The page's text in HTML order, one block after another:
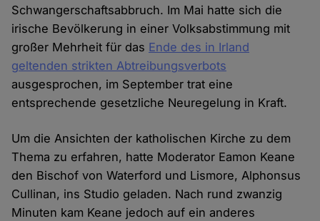
Schwangerschaftsabbruch. Im Mai hatte sich die
irische Bevölkerung in einer Volksabstimmung mit
großer Mehrheit für das Ende des in Irland
geltenden strikten Abtreibungsverbots
ausgesprochen, im September trat eine
entsprechende gesetzliche Neuregelung in Kraft.
Um die Ansichten der katholischen Kirche zu dem
Thema zu erfahren, hatte Moderator Eamon Keane
den Bischof von Waterford und Lismore, Alphonsus
Cullinan, ins Studio geladen. Nach rund zwanzig
Minuten kam Keane jedoch auf ein anderes